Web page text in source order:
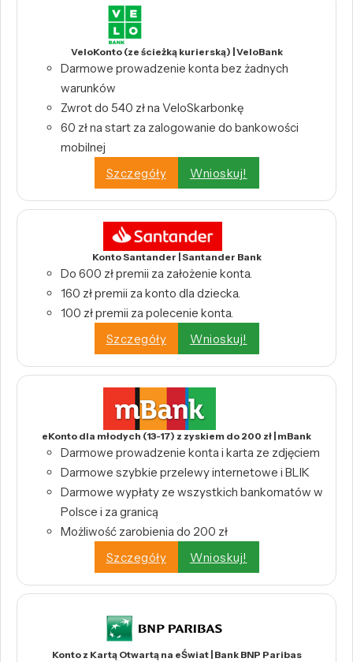
VeloKonto (ze ścieżką kurierską) | VeloBank
Darmowe prowadzenie konta bez żadnych
warunków
Zwrot do 540 zł na VeloSkarbonkę
60 zł na start za zalogowanie do bankowości
mobilnej
Szczegóły
Wnioskuj!
Konto Santander | Santander Bank
Do 600 zł premii za założenie konta.
160 zł premii za konto dla dziecka.
100 zł premii za polecenie konta.
Szczegóły
Wnioskuj!
eKonto dla młodych (13-17) z zyskiem do 200 zł | mBank
Darmowe prowadzenie konta i karta ze zdjęciem
Darmowe szybkie przelewy internetowe i BLIK
Darmowe wypłaty ze wszystkich bankomatów w
Polsce i za granicą
Możliwość zarobienia do 200 zł
Szczegóły
Wnioskuj!
Konto z Kartą Otwartą na eŚwiat | Bank BNP Paribas